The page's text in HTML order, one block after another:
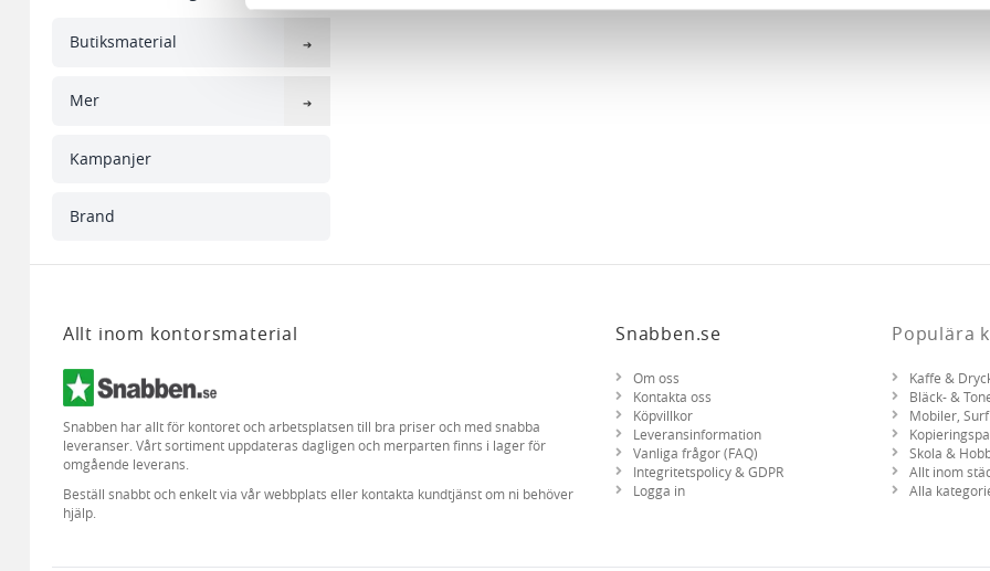
till de sociala medier och annons- och analysföretag som vi samarbetar med. Dessa kan i
Butiksmaterial
Mer
Kampanjer
Brand
Allt inom kontorsmaterial
Snabben har allt för kontoret och arbetsplatsen till bra priser och med snabba
leveranser. Vårt sortiment uppdateras dagligen och merparten finns i lager för
omgående leverans.
Beställ snabbt och enkelt via vår webbplats eller kontakta kundtjänst om ni behöver
hjälp.
Snabben.se
Om oss
Kontakta oss
Köpvillkor
Leveransinformation
Vanliga frågor (FAQ)
Integritetspolicy & GDPR
Logga in
Populära
Kaffe &
Bläck- &
Mobiler,
Skola &
Allt inom
Alla